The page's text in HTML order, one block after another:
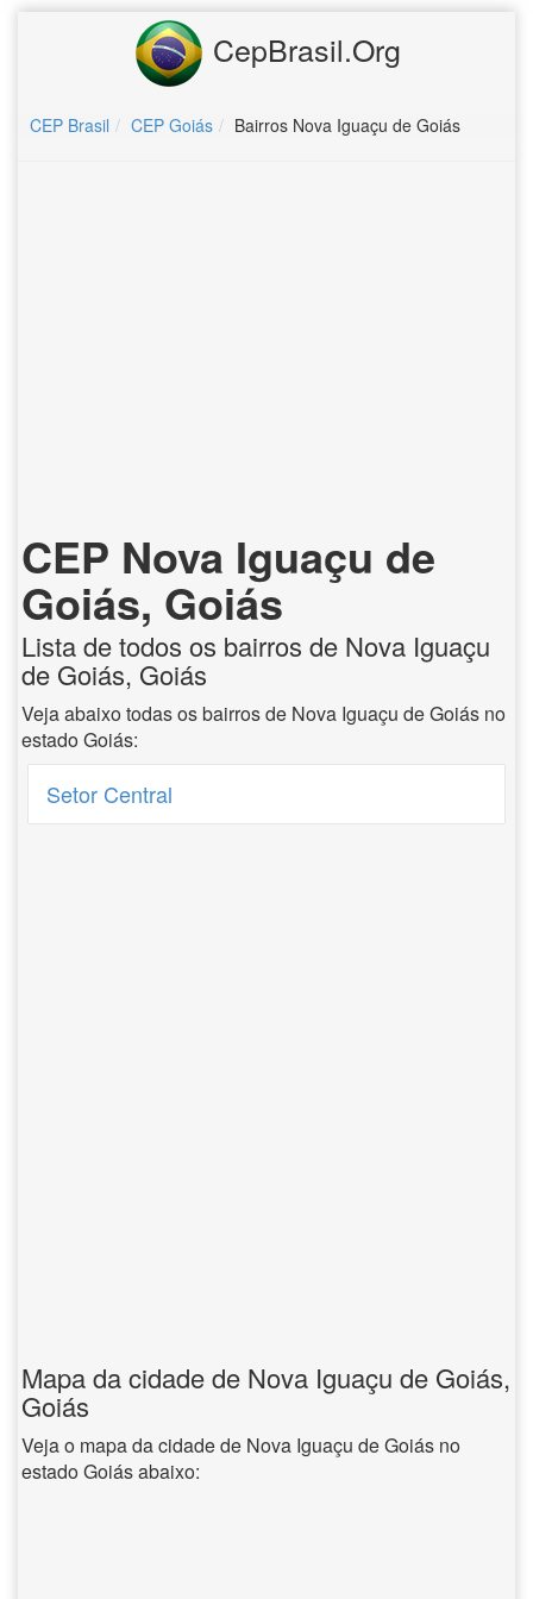
CepBrasil.Org
CEP Brasil CEP Goiás Bairros Nova Iguaçu de Goiás
CEP Nova Iguaçu de
Goiás, Goiás
Lista de todos os bairros de Nova Iguaçu
de Goiás, Goiás
Veja abaixo todas os bairros de Nova Iguaçu de Goiás no
estado Goiás:
Setor Central
Mapa da cidade de Nova Iguaçu de Goiás,
Goiás
Veja o mapa da cidade de Nova Iguaçu de Goiás no
estado Goiás abaixo: